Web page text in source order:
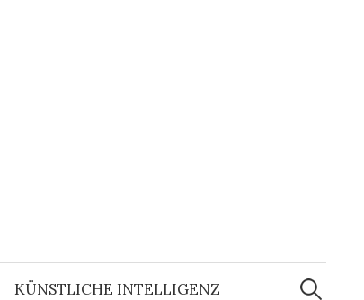
KÜNSTLICHE INTELLIGENZ
Suchen
nach: